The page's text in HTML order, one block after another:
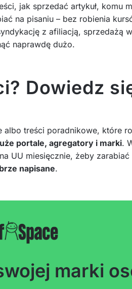
jak sprzedać artykuł, komu
na pisaniu – bez robienia
z afiliacją, sprzedażą
naprawdę dużo.
Dowiedz
treści poradnikowe, które
portale, agregatory i marki.
UU miesięcznie, żeby
napisane.
marki